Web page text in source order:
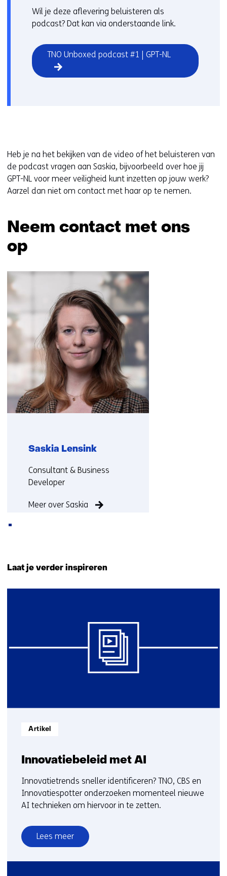
u
j
z
worden
toegestaan
of
geweigerd.
Wil je deze aflevering beluisteren als
podcast? Dat kan via onderstaande link.
TNO Unboxed podcast #1 | GPT-NL
Heb je na het bekijken van de video of het beluisteren van
de podcast vragen aan Saskia, bijvoorbeeld over hoe jij
GPT-NL voor meer veiligheid kunt inzetten op jouw werk?
Aarzel dan niet om contact met haar op te nemen.
Neem contact met ons
op
navigatie
over
(Neem
contact
met
ons
op)
Saskia Lensink
Functie:
Consultant & Business
Developer
Meer over Saskia
(Neem
ons
op)
Laat je verder inspireren
16
20
Innovatiebeleid met AI
Informatietype:
Artikel
Innovatietrends sneller identificeren? TNO, CBS en
Innovatiespotter onderzoeken momenteel nieuwe
AI technieken om hiervoor in te zetten.
Lees meer
over
Innovatiebeleid